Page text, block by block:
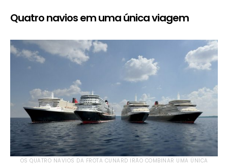
Quatro navios em uma única viagem
OS QUATRO NAVIOS DA FROTA CUNARD IRÃO COMBINAR UMA ÚNICA